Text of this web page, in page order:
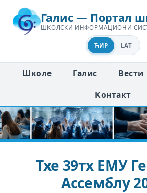
Галис — Портал
ШКОЛСКИ ИНФОРМАЦИОНИ
ЋИР LAT
Школе Галис Вести
Контакт
Тхе 39тх ЕМУ
Ассемблy